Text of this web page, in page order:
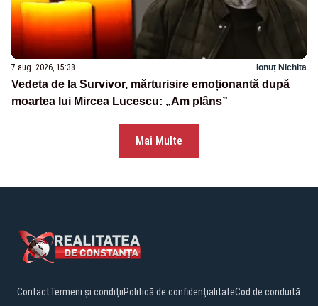
7 aug. 2026, 15:38 Ionuț Nichita
Vedeta de la Survivor, mărturisire emoționantă după
moartea lui Mircea Lucescu: „Am plâns”
Mai Multe
ContactTermeni și condițiiPolitică de confidențialitateCod de conduită